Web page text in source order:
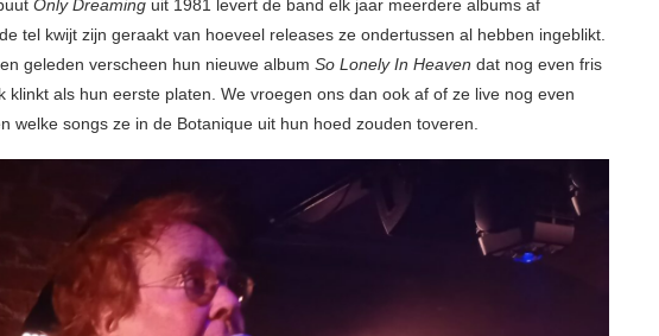
Only Dreaming uit 1981 levert de band elk jaar meerdere albums af
tel kwijt zijn geraakt van hoeveel releases ze ondertussen al hebben ingeblikt.
geleden verscheen hun nieuwe album So Lonely In Heaven dat nog even fris
klinkt als hun eerste platen. We vroegen ons dan ook af of ze live nog even
welke songs ze in de Botanique uit hun hoed zouden toveren.